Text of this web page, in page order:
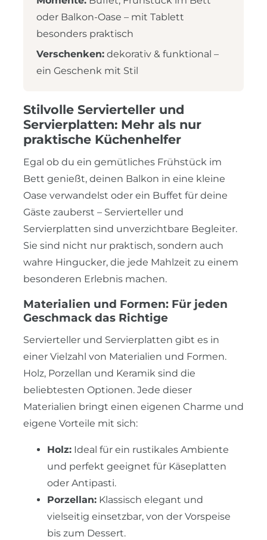
oder Balkon-Oase – mit Tablett
besonders praktisch
Verschenken: dekorativ & funktional –
ein Geschenk mit Stil
Stilvolle Servierteller und
Servierplatten: Mehr als nur
praktische Küchenhelfer
Egal ob du ein gemütliches Frühstück im
Bett genießt, deinen Balkon in eine kleine
Oase verwandelst oder ein Buffet für deine
Gäste zauberst – Servierteller und
Servierplatten sind unverzichtbare Begleiter.
Sie sind nicht nur praktisch, sondern auch
wahre Hingucker, die jede Mahlzeit zu einem
besonderen Erlebnis machen.
Materialien und Formen: Für jeden
Geschmack das Richtige
Servierteller und Servierplatten gibt es in
einer Vielzahl von Materialien und Formen.
Holz, Porzellan und Keramik sind die
beliebtesten Optionen. Jede dieser
Materialien bringt einen eigenen Charme und
eigene Vorteile mit sich:
Holz: Ideal für ein rustikales Ambiente
und perfekt geeignet für Käseplatten
oder Antipasti.
Porzellan: Klassisch elegant und
vielseitig einsetzbar, von der Vorspeise
bis zum Dessert.